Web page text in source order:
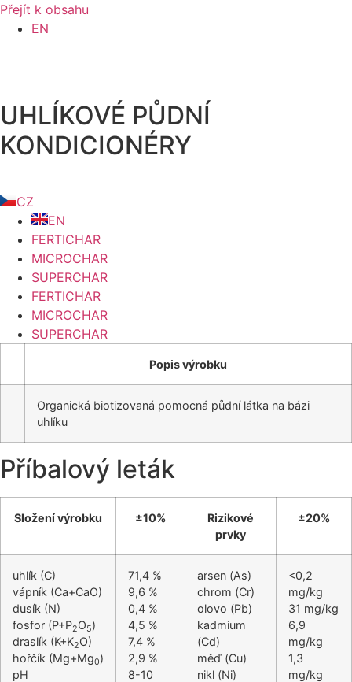
Přejít k obsahu
EN
UHLÍKOVÉ PŮDNÍ
KONDICIONÉRY
CZ
EN
FERTICHAR
MICROCHAR
SUPERCHAR
FERTICHAR
MICROCHAR
SUPERCHAR
Popis výrobku
Organická biotizovaná pomocná půdní látka na bázi
uhlíku
Příbalový leták
Složení výrobku ±10%
Rizikové
prvky
±20%
uhlík (C)
vápník (Ca+CaO)
dusík (N)
fosfor (P+P2O5)
draslík (K+K2O)
hořčík (Mg+Mg0)
pH
71,4 %
9,6 %
0,4 %
4,5 %
7,4 %
2,9 %
8-10
arsen (As)
chrom (Cr)
olovo (Pb)
kadmium
(Cd)
měď (Cu)
nikl (Ni)
<0,2
mg/kg
31 mg/kg
6,9
mg/kg
1,3
mg/kg